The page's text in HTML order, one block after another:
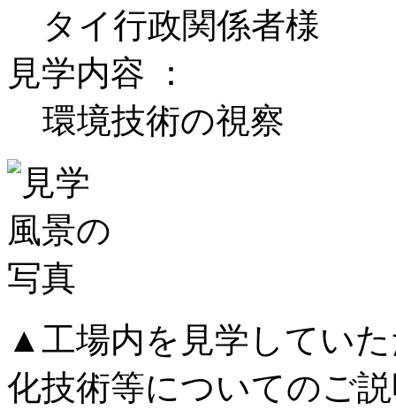
タイ行政関係者様
見学内容 ：
環境技術の視察
▲工場内を見学してい
化技術等についてのご